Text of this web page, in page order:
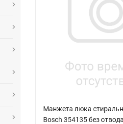
Манжета люка
Bosch 354135 без отвода